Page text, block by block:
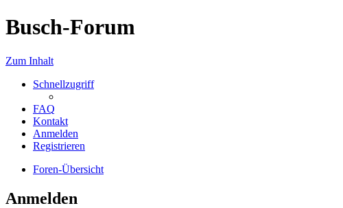
Busch-Forum
Zum Inhalt
Schnellzugriff
FAQ
Kontakt
Anmelden
Registrieren
Foren-Übersicht
Anmelden